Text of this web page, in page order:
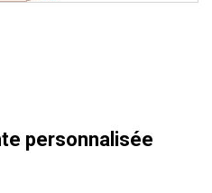
personnalisée